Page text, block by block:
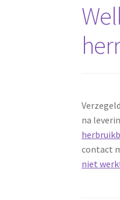
na
contact
niet